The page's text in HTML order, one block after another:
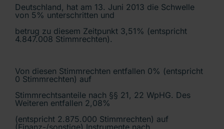
Deutschland, hat am 13. Juni 2013 die Schwelle
von 5% unterschritten und
betrug zu diesem Zeitpunkt 3,51% (entspricht
4.847.008 Stimmrechten).
Von diesen Stimmrechten entfallen 0% (entspricht
0 Stimmrechten) auf
Stimmrechtsanteile nach §§ 21, 22 WpHG. Des
Weiteren entfallen 2,08%
(entspricht 2.875.000 Stimmrechten) auf